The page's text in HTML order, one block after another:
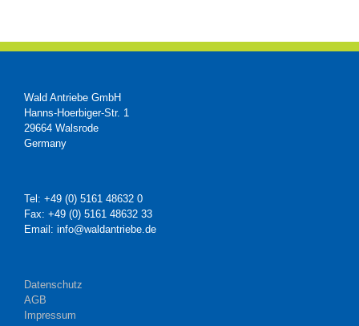
Wald Antriebe GmbH
Hanns-Hoerbiger-Str. 1
29664 Walsrode
Germany
Tel: +49 (0) 5161 48632 0
Fax: +49 (0) 5161 48632 33
Email: info@waldantriebe.de
Datenschutz
AGB
Impressum